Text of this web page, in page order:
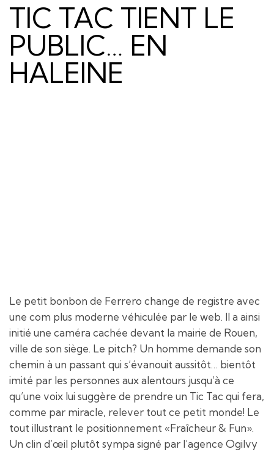
TIC TAC TIENT LE
PUBLIC… EN
HALEINE
Le petit bonbon de Ferrero change de registre avec
une com plus moderne véhiculée par le web. Il a ainsi
initié une caméra cachée devant la mairie de Rouen,
ville de son siège. Le pitch? Un homme demande son
chemin à un passant qui s’évanouit aussitôt… bientôt
imité par les personnes aux alentours jusqu’à ce
qu’une voix lui suggère de prendre un Tic Tac qui fera,
comme par miracle, relever tout ce petit monde! Le
tout illustrant le positionnement «Fraîcheur & Fun».
Un clin d’œil plutôt sympa signé par l’agence Ogilvy